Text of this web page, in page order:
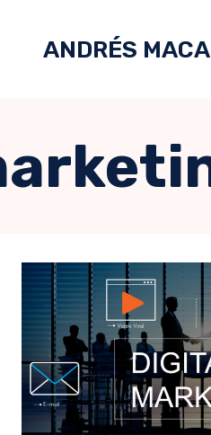
ANDRÉS